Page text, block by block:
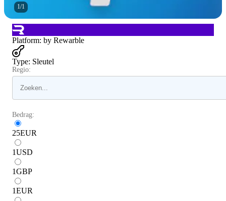
1/1
Platform: by Rewarble
Type: Sleutel
Regio:
Bedrag:
25EUR
1USD
1GBP
1EUR